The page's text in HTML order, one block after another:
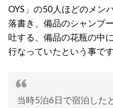
OYS」の50人ほどのメン
落書き、備品のシャンプ
吐する、備品の花瓶の中
行なっていたという事です
当時5泊6日で宿泊した